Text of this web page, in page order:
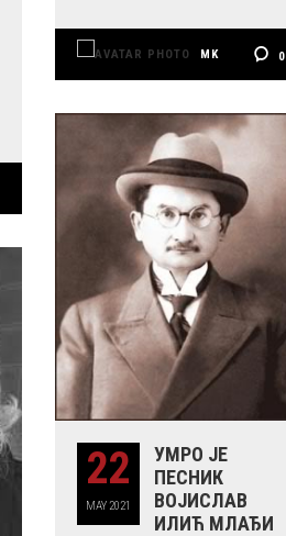
MK 0
22
MAY 2021
УМРО ЈЕ
ПЕСНИК
ВОЈИСЛАВ
ИЛИЋ МЛАЂИ